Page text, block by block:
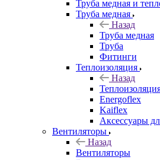
Труба медная и
Труба медная
Назад
Труба медная
Труба
Фитинги
Теплоизоляция
Назад
Energoflex
Kaiflex
Аксессуары
Вентиляторы
Назад
Вентиляторы